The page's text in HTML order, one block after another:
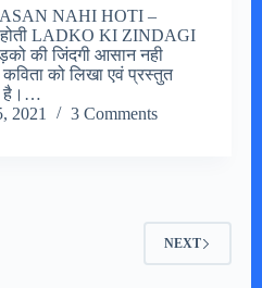
NAHI HOTI –
LADKO KI ZINDAGI
की जिंदगी आसान नही
को लिखा एवं प्रस्तुत
है।…
2021 3 Comments
NEXT